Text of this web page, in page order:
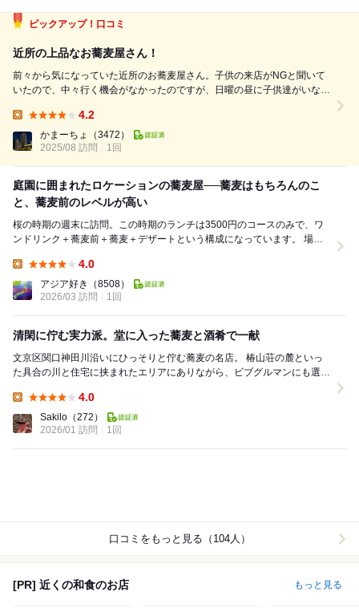
ピックアップ！口コミ
近所の上品なお蕎麦屋さん！
前々から気になっていた近所のお蕎麦屋さん。子供の来店がNGと聞いて
いたので、中々行く機会がなかったのですが、日曜の昼に子供達がいない
感じる洒落た印象。ゆったり席を取っているのでそれもまた店内の上品な
空間を上手く演出してる感じ。 ...
4.2
かまーちょ
（3472）
2025/08 訪問
1回
庭園に囲まれたロケーションの蕎麦屋──蕎麦はもちろんのこ
と、蕎麦前のレベルが高い
桜の時期の週末に訪問。この時期のランチは3500円のコースのみで、ワ
ンドリンク＋蕎麦前＋蕎麦＋デザートという構成になっています。 場所
4.0
アジア好き
（8508）
2026/03 訪問
1回
清閑に佇む実力派。堂に入った蕎麦と酒肴で一献
文京区関口神田川沿いにひっそりと佇む蕎麦の名店。 椿山荘の麓といっ
た具合の川と住宅に挟まれたエリアにありながら、ビブグルマンにも選出
4.0
Sakilo （272）
2026/01 訪問
1回
口コミをもっと見る（104人）
[PR] 近くの和食のお店 もっと見る